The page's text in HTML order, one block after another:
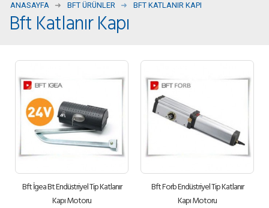
ANASAYFA BFT ÜRÜNLER BFT KATLANIR KAPI
Bft Katlanır Kapı
Bft İgea Bt Endüstriyel Tip Katlanır
Kapı Motoru
Bft Forb Endüstriyel Tip Katlanır
Kapı Motoru